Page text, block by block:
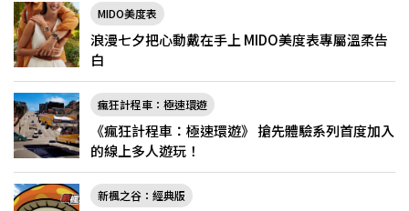
MIDO美度表
浪漫七夕把心動戴在手上 MIDO美度表專屬溫柔告
白
瘋狂計程車：極速環遊
《瘋狂計程車：極速環遊》 搶先體驗系列首度加入
的線上多人遊玩！
新楓之谷：經典版